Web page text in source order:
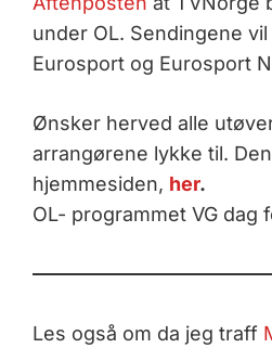
under OL. Sendingene
Eurosport og Eurosport
Ønsker herved alle
arrangørene lykke til.
hjemmesiden, her.
OL- programmet VG dag
Les også om da jeg traff